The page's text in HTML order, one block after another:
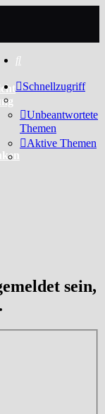
Schnellzugriff
Unbeantwortete
Themen
Aktive Themen
sein,